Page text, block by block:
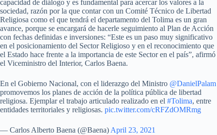
capacidad de diálogo y es fundamental para acercar los valores a la
sociedad, razón por la que contar con un Comité Técnico de Libertad
Religiosa como el que tendrá el departamento del Tolima es un gran
avance, porque se encargará de hacerle seguimiento al Plan de Acción
con fechas definidas e inversiones: “Este es un paso muy significativo
en el posicionamiento del Sector Religioso y en el reconocimiento que
el Estado hace frente a la importancia de este Sector en el país”, afirmó
el Viceministro del Interior, Carlos Baena.
En el Gobierno Nacional, con el liderazgo del Ministro @DanielPalam
promovemos los planes de acción de la política pública de libertad
religiosa. Ejemplar el trabajo articulado realizado en el #Tolima, entre
entidades territoriales y religiosas. pic.twitter.com/cRFZdOMRmg
— Carlos Alberto Baena (@Baena) April 23, 2021